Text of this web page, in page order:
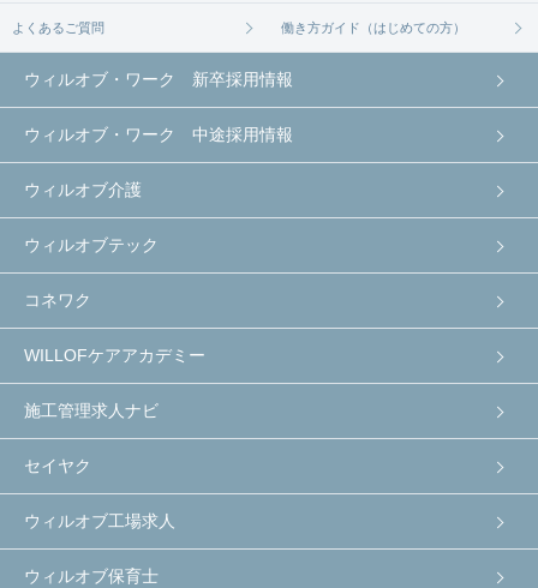
よくあるご質問 働き方ガイド（はじめての方）
ウィルオブ・ワーク 新卒採用情報
ウィルオブ・ワーク 中途採用情報
ウィルオブ介護
ウィルオブテック
コネワク
WILLOFケアアカデミー
施工管理求人ナビ
セイヤク
ウィルオブ工場求人
ウィルオブ保育士